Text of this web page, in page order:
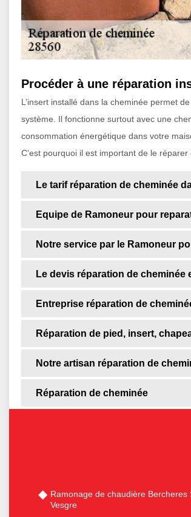
Procéder à une réparation
L’insert installé dans la cheminée permet
système. Il fonctionne surtout avec une
consommation énergétique dans votre
C’est pourquoi il est important de le
Le tarif réparation de cheminée
Equipe de Ramoneur pour
Notre service par le Ramoneur
Le devis réparation de
Entreprise réparation de
Réparation de pied, insert,
Notre artisan réparation de
Réparation de cheminée
Ramonage de chaudière Bercheres
Vesgre